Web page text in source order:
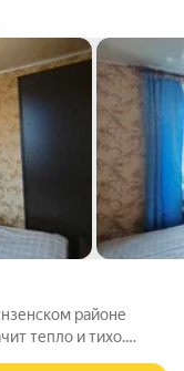
районе
тепло и тихо.